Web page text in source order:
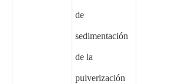
de
sedimentación
de la
pulverización